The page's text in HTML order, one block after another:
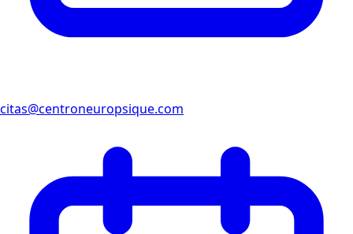
citas@centroneuropsique.com